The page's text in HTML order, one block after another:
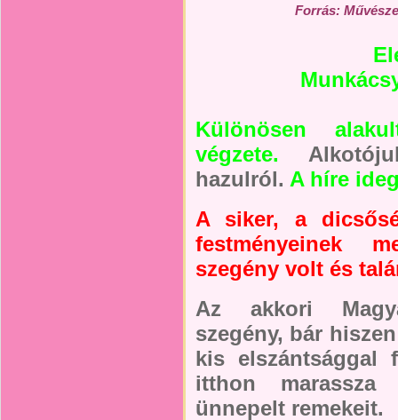
Forrás:
Különösen
végzete.
hazulról. A híre
A siker, a
festményeinek
szegény volt és
Az akkori
szegény, bár
kis elszántsággal
itthon marassza
ünnepelt remekeit.